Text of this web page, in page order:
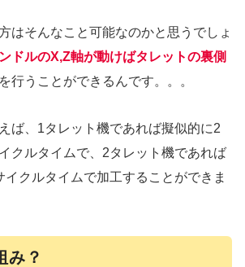
はそんなこと可能なのかと思うでしょ
ドルのX,Z軸が動けばタレットの裏側
行うことができるんです。。。
ば、1タレット機であれば擬似的に2
クルタイムで、2タレット機であれば
クルタイムで加工することができま
み？